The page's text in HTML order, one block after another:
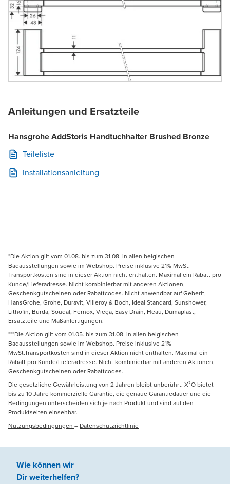
Anleitungen und Ersatzteile
Hansgrohe AddStoris Handtuchhalter Brushed Bronze
Teileliste
Installationsanleitung
*Die Aktion gilt vom 01.08. bis zum 31.08. in allen belgischen
Badausstellungen sowie im Webshop. Preise inklusive 21% MwSt.
Transportkosten sind in dieser Aktion nicht enthalten. Maximal ein Rabatt pro
Kunde/Lieferadresse. Nicht kombinierbar mit anderen Aktionen,
Geschenkgutscheinen oder Rabattcodes. Nicht anwendbar auf Geberit,
HansGrohe, Grohe, Duravit, Villeroy & Boch, Ideal Standard, Sunshower,
Lithofin, Burda, Soudal, Fernox, Viega, Easy Drain, Heau, Dumaplast,
Ersatzteile und Maßanfertigungen.
***Die Aktion gilt vom 01.05. bis zum 31.08. in allen belgischen
Badausstellungen sowie im Webshop. Preise inklusive 21%
MwSt.Transportkosten sind in dieser Aktion nicht enthalten. Maximal ein
Rabatt pro Kunde/Lieferadresse. Nicht kombinierbar mit anderen Aktionen,
Geschenkgutscheinen oder Rabattcodes.
Die gesetzliche Gewährleistung von 2 Jahren bleibt unberührt. X²O bietet
bis zu 10 Jahre kommerzielle Garantie, die genaue Garantiedauer und die
Bedingungen unterscheiden sich je nach Produkt und sind auf den
Produktseiten einsehbar.
Nutzungsbedingungen – Datenschutzrichtlinie
Wie können wir
Dir weiterhelfen?